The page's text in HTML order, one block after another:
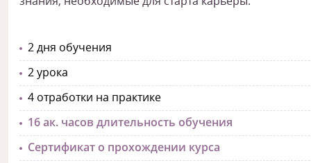
2 дня обучения
2 урока
4 отработки на практике
16 ак. часов длительность обучения
Сертификат о прохождении курса